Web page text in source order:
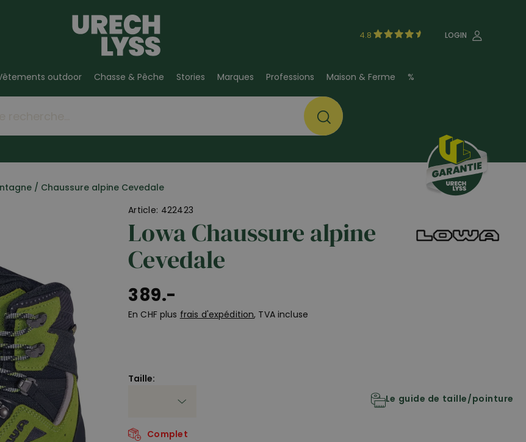
4.8 LOGIN
outdoor Chasse & Pêche Stories Marques Professions Maison & Ferme %
/ Chaussure alpine Cevedale
Article: 422423
Lowa Chaussure alpine
Cevedale
389.-
En CHF plus frais d'expédition, TVA incluse
Taille:
Le guide de taille/pointure
Complet